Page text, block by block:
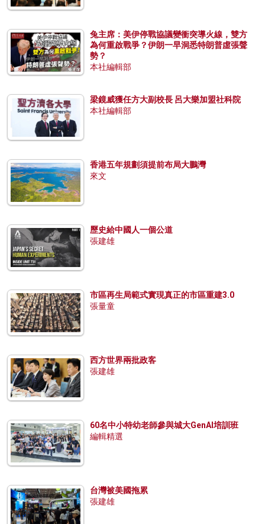
兔主席：美伊停戰協議變衝突導火線，雙方
為何重啟戰爭？伊朗一早洞悉特朗普虛張聲
勢？
本社編輯部
梁鏡威獲任方大副校長 呂大樂加盟社科院
本社編輯部
香港五年規劃須提前布局大鵬灣
來文
歷史給中國人一個公道
張建雄
市區再生局範式實現真正的市區重建3.0
張量童
西方世界兩批政客
張建雄
60名中小特幼老師參與城大GenAI培訓班
編輯精選
台灣被美國拖累
張建雄